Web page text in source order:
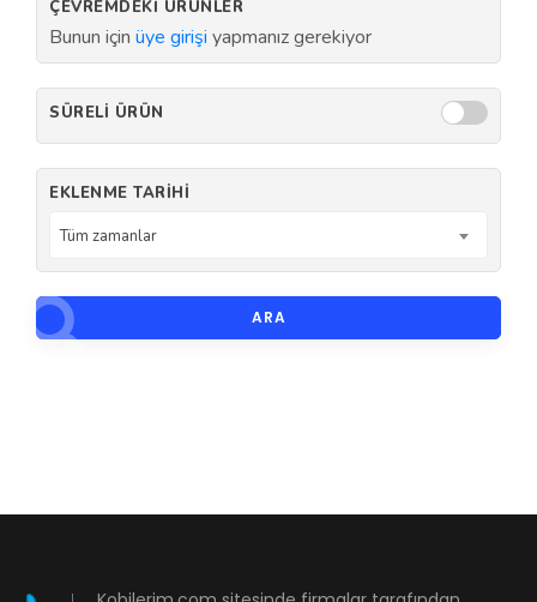
ÇEVREMDEKI ÜRÜNLER
Bunun için üye girişi yapmanız gerekiyor
SÜRELI ÜRÜN
EKLENME TARIHI
Tüm zamanlar
ARA